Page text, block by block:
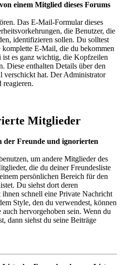
einem Mitglied dieses Forums
Das E-Mail-Formular dieses
die Benutzer, die
identifizieren sollen. Du solltest
E-Mail, die du bekommen
ist es ganz wichtig, die Kopfzeilen
Diese enthalten Details über den
verschickt hat. Der Administrator
reagieren.
Mitglieder
der Freunde und ignorierten
um andere Mitglieder des
die du deiner Freundesliste
persönlichen Bereich für den
Du siehst dort deren
schnell eine Private Nachricht
Style, den du verwendest, können
hervorgehoben sein. Wenn du
dann siehst du seine Beiträge